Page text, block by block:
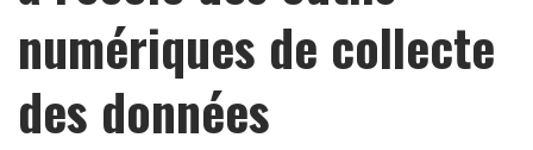
numériques de collecte
des données